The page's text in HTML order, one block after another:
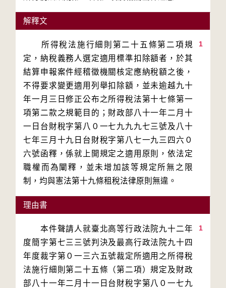
解釋文
1
所得稅法施行細則第二十五條第二項規
定，納稅義務人選定適用標準扣除額者，於其
結算申報案件經稽徵機關核定應納稅額之後，
不得要求變更適用列舉扣除額，並未逾越九十
年一月三日修正公布之所得稅法第十七條第一
項第二款之規範目的；財政部八十一年二月十
一日台財稅字第八０一七九九九七三號及八十
七年三月十九日台財稅字第八七一九三四六０
六號函釋，係就上開規定之適用原則，依法定
職權而為闡釋，並未增加該等規定所無之限
制，均與憲法第十九條租稅法律原則無違。
理由書
1
本件聲請人就臺北高等行政法院九十二年
度簡字第七三三號判決及最高行政法院九十四
年度裁字第０一三六五號裁定所適用之所得稅
法施行細則第二十五條（第二項）規定及財政
部八十一年二月十一日台財稅字第八０一七九